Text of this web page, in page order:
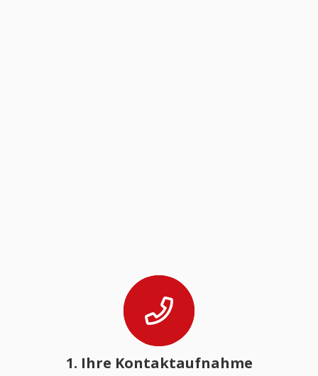
1. Ihre Kontaktaufnahme